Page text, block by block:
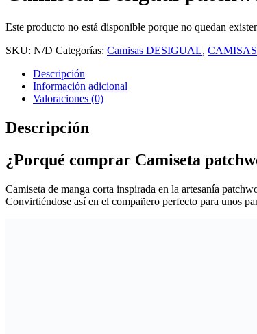
Este producto no está disponible porque no quedan
SKU: N/D Categorías: Camisas DESIGUAL,
Descripción
Información adicional
Valoraciones (0)
Descripción
¿Porqué comprar Camiseta
Camiseta de manga corta inspirada en la artesanía
Convirtiéndose así en el compañero perfecto para unos